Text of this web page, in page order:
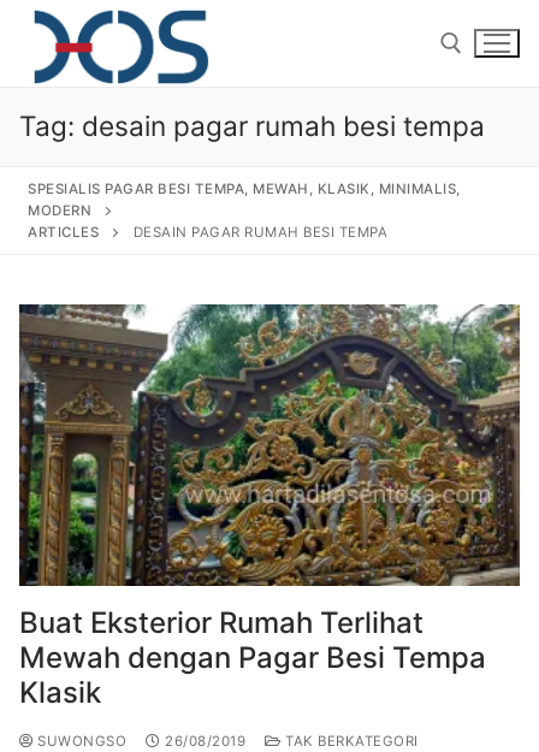
About Us
Products
Pagar Besi Tempa Klasik
Railing Tangga Besi Tempa
Railing Balkon Besi Tempa Klasik
Kursi Taman Besi Tempa
Ornamen Besi Tempa Murah Jakarta
Ranjang Besi Tempa Klasik
Gallery
Gallery Gambar Pagar Besi Tempa Mewah
Gallery Kursi Taman & Kursi Teras Besi Tempa
Gallery Railing Tangga Besi Tempa Klasik Mewah
Gallery Ranjang Besi Tempa Antik Mewah
Articles
Projects
Contact Us
Tag: desain pagar rumah besi tempa
SPESIALIS PAGAR BESI TEMPA, MEWAH, KLASIK, MINIMALIS,
MODERN
ARTICLES
DESAIN PAGAR RUMAH BESI TEMPA
Buat Eksterior Rumah Terlihat
Mewah dengan Pagar Besi Tempa
Klasik
SUWONGSO 26/08/2019 TAK BERKATEGORI